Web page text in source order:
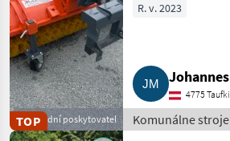
Obchodní poskytovatel
TOP
R. v. 2023
4775
Komunálne
Zametací stroj